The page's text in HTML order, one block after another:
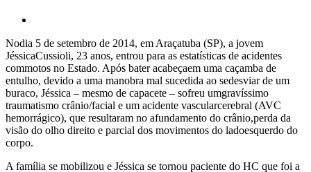
Nodia 5 de setembro de 2014, em Araçatuba (SP), a jovem
JéssicaCussioli, 23 anos, entrou para as estatísticas de acidentes
commotos no Estado. Após bater acabeçaem uma caçamba de
entulho, devido a uma manobra mal sucedida ao sedesviar de um
buraco, Jéssica – mesmo de capacete – sofreu umgravíssimo
traumatismo crânio/facial e um acidente vascularcerebral (AVC
hemorrágico), que resultaram no afundamento do crânio,perda da
visão do olho direito e parcial dos movimentos do ladoesquerdo do
corpo.
A família se mobilizou e Jéssica se tornou paciente do HC que foi a